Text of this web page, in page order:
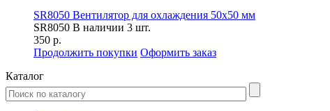
SR8050 Вентилятор для охлаждения 50х50 мм
SR8050 В наличии 3 шт.
350 р.
Продолжить покупки Оформить заказ
Каталог